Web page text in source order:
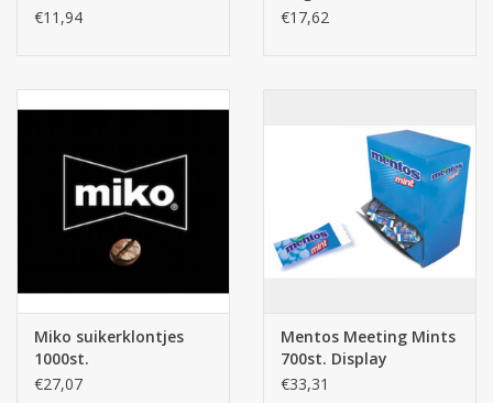
€11,94
€17,62
Miko suikerklontjes
1000st.
€27,07
Mentos Meeting Mints
700st. Display
€33,31